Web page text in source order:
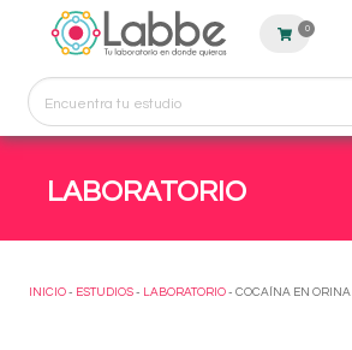
0
LABORATORIO
INICIO - ESTUDIOS - LABORATORIO - COCAÍNA EN ORINA